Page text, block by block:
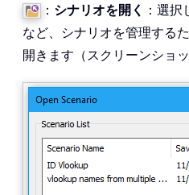
： シナリオを開く ：選
など、シナリオを管理する
開きます（スクリーンショッ